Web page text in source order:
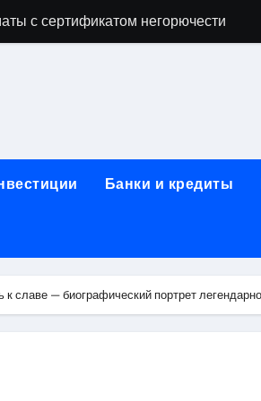
с сертификатом негорючести
и направляющих для
лотков для хранения
этапы строительства, проверка
информация о
Банки и кредиты
славе — биографический портрет